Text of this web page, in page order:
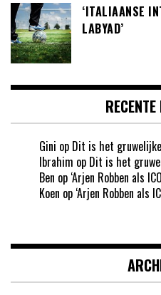
‘ITALIAANSE
LABYAD’
Gini op Dit is het
Ibrahim op Dit is het
Ben op ‘Arjen Robben als
Koen op ‘Arjen Robben als